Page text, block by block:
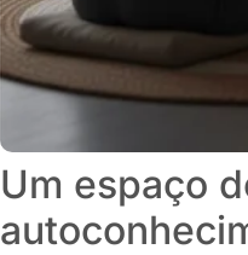
Um espaço